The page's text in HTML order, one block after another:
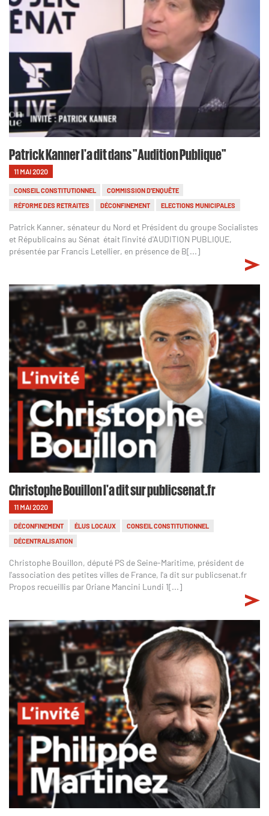
Patrick Kanner l'a dit dans "Audition Publique"
11 MAI 2020
CONSEIL CONSTITUTIONNEL
COMMISSION D'ENQUÊTE
RÉFORME DES RETRAITES
DÉCONFINEMENT ELECTIONS MUNICIPALES
Patrick Kanner, sénateur du Nord et Président du groupe Socialistes
et Républicains au Sénat était l'invité d'AUDITION PUBLIQUE,
présentée par Francis Letellier, en présence de B[...]
Christophe Bouillon l'a dit sur publicsenat.fr
11 MAI 2020
DÉCONFINEMENT ÉLUS LOCAUX
CONSEIL CONSTITUTIONNEL
DÉCENTRALISATION
Christophe Bouillon, député PS de Seine-Maritime, président de
l'association des petites villes de France, l'a dit sur publicsenat.fr
Propos recueillis par Oriane Mancini Lundi 1[...]